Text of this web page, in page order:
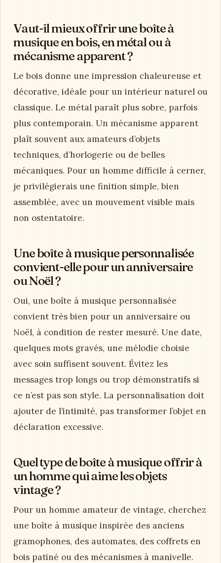
Vaut-il mieux offrir une boîte à
musique en bois, en métal ou à
mécanisme apparent ?
Le bois donne une impression chaleureuse et
décorative, idéale pour un intérieur naturel ou
classique. Le métal paraît plus sobre, parfois
plus contemporain. Un mécanisme apparent
plaît souvent aux amateurs d’objets
techniques, d’horlogerie ou de belles
mécaniques. Pour un homme difficile à cerner,
je privilégierais une finition simple, bien
assemblée, avec un mouvement visible mais
non ostentatoire.
Une boîte à musique personnalisée
convient-elle pour un anniversaire
ou Noël ?
Oui, une boîte à musique personnalisée
convient très bien pour un anniversaire ou
Noël, à condition de rester mesuré. Une date,
quelques mots gravés, une mélodie choisie
avec soin suffisent souvent. Évitez les
messages trop longs ou trop démonstratifs si
ce n’est pas son style. La personnalisation doit
ajouter de l’intimité, pas transformer l’objet en
déclaration excessive.
Quel type de boîte à musique offrir à
un homme qui aime les objets
vintage ?
Pour un homme amateur de vintage, cherchez
une boîte à musique inspirée des anciens
gramophones, des automates, des coffrets en
bois patiné ou des mécanismes à manivelle.